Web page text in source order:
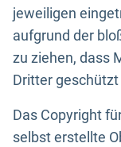
jeweiligen
aufgrund der
zu ziehen, dass
Dritter geschützt
Das Copyright
selbst erstellte